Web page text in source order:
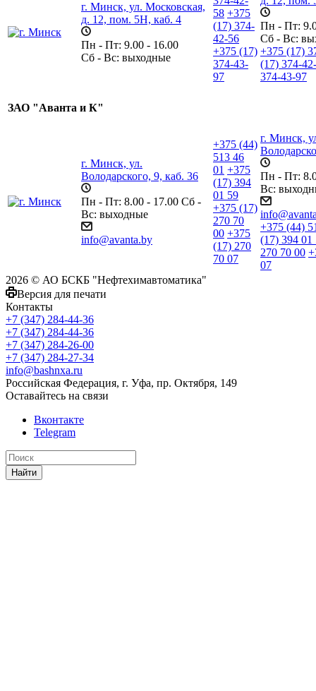
г. Минск, ул. Московская,
д. 12, пом. 5H, каб. 4
Пн - Пт: 9.00 - 16.00
Сб - Вс: выходные
58 +375
(17) 374-
42-56
+375 (17)
374-43-
97
Пн - Пт:
Сб - Вс:
+375 (17)
(17) 374-
374-43-97
ЗАО "Аванта и К"
г. Минск, ул.
Володарского, 9, каб. 36
Пн - Пт: 8.00 - 17.00 Сб -
Вс: выходные
info@avanta.by
+375 (44)
513 46
01 +375
(17) 394
01 59
+375 (17)
270 70
00 +375
(17) 270
70 07
г. Минск,
Пн - Пт:
Вс:
+375 (44)
(17) 394 01
270 70 00
07
2026 © АО БСКБ "Нефтехимавтоматика"
Версия для печати
Контакты
+7 (347) 284-44-36
+7 (347) 284-44-36
+7 (347) 284-26-00
+7 (347) 284-27-34
info@bashnxa.ru
Российская Федерация, г. Уфа, пр. Октября, 149
Оставайтесь на связи
Вконтакте
Telegram
Найти